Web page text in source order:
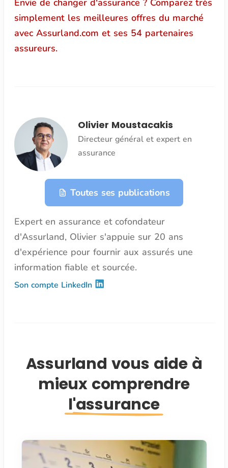
Envie de changer d'assurance ? Comparez très
simplement les meilleures offres du marché
avec Assurland.com et ses 54 partenaires
assureurs.
Olivier Moustacakis
Directeur général et expert en
assurance
Toutes ses publications
Expert en assurance et cofondateur
d'Assurland, Olivier s'appuie sur 20 ans
d'expérience pour fournir aux assurés une
information fiable et sourcée.
Son compte LinkedIn
Assurland vous aide à
mieux comprendre
l'assurance